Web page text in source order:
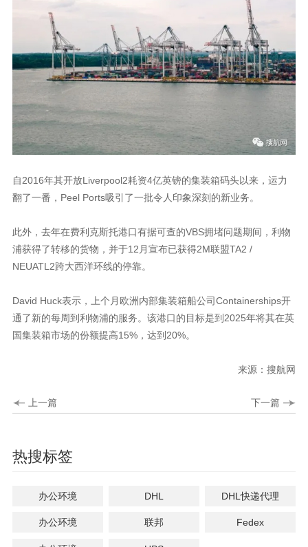
自2016年其开放Liverpool2耗资4亿英镑的集装箱码头以来，运力
翻了一番，Peel Ports吸引了一批令人印象深刻的新业务。
此外，去年在费利克斯托港口有据可查的VBS拥堵问题期间，利物
浦获得了转移的货物，并于12月宣布已获得2M联盟TA2 /
NEUATL2跨大西洋环线的停靠。
David Huck表示，上个月欧洲内部集装箱船公司Containerships开
通了新的每周到利物浦的服务。该港口的目标是到2025年将其在英
国集装箱市场的份额提高15%，达到20%。
来源：搜航网
上一篇 下一篇
热搜标签
办公环境 DHL DHL快递代理
办公环境 联邦 Fedex